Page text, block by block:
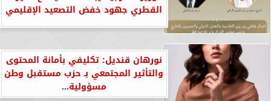
القطري جهود خفض التصعيد الإقليمي
نورهان قنديل: تكليفي بأمانة المحتوى
والتأثير المجتمعي بـ حزب مستقبل وطن
مسؤولية...